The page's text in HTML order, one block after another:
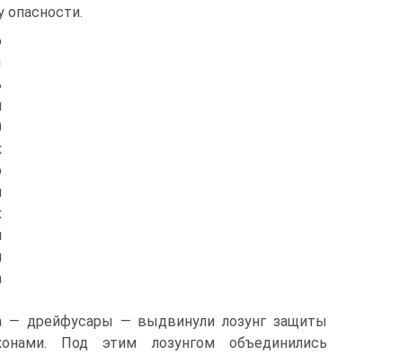
опасности.
— дрейфусары — выдвинули лозунг защиты
Под этим лозунгом объединились